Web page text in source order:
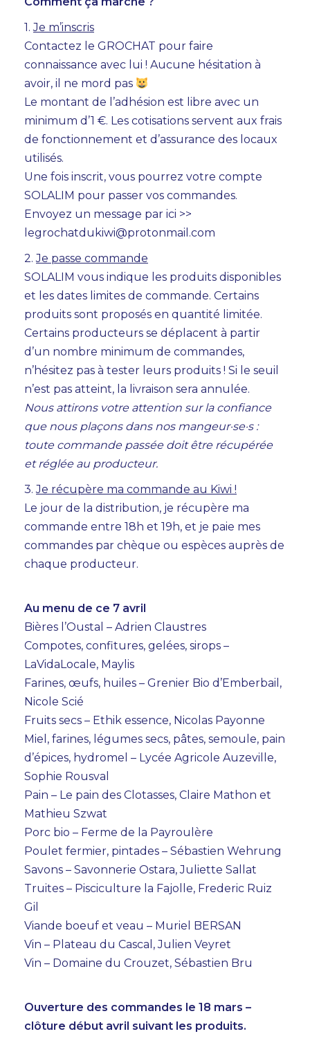
AGENDA
TEMPS FORTS
VOUS + NOUS
INFOS PRATIQUES
BILLETTERIE
1.Je m’inscris
Contactez le GROCHAT pour faire
connaissance avec lui ! Aucune hésitation à
avoir, il ne mord pas
Le montant de l’adhésion est libre avec un
minimum d’1 €. Les cotisations servent aux frais
de fonctionnement et d’assurance des locaux
utilisés.
Une fois inscrit, vous pourrez votre compte
SOLALIM pour passer vos commandes.
Envoyez un message par ici >>
legrochatdukiwi@protonmail.com
2.Je passe commande
SOLALIM vous indique les produits disponibles
et les dates limites de commande. Certains
produits sont proposés en quantité limitée.
Certains producteurs se déplacent à partir
d’un nombre minimum de commandes,
n’hésitez pas à tester leurs produits ! Si le seuil
n’est pas atteint, la livraison sera annulée.
Nous attirons votre attention sur la confiance
que nous plaçons dans nos mangeur·se·s :
toute commande passée doit être récupérée
et réglée au producteur.
3.Je récupère ma commande au Kiwi !
Le jour de la distribution, je récupère ma
commande entre 18h et 19h, et je paie mes
commandes par chèque ou espèces auprès de
chaque producteur.
Au menu de ce 7 avril
Bières l’Oustal – Adrien Claustres
Compotes, confitures, gelées, sirops –
LaVidaLocale, Maylis
Farines, œufs, huiles – Grenier Bio d’Emberbail,
Nicole Scié
Fruits secs – Ethik essence, Nicolas Payonne
Miel, farines, légumes secs, pâtes, semoule, pain
d’épices, hydromel – Lycée Agricole Auzeville,
Sophie Rousval
Pain – Le pain des Clotasses, Claire Mathon et
Mathieu Szwat
Porc bio – Ferme de la Payroulère
Poulet fermier, pintades – Sébastien Wehrung
Savons – Savonnerie Ostara, Juliette Sallat
Truites – Pisciculture la Fajolle, Frederic Ruiz
Gil
Viande boeuf et veau – Muriel BERSAN
Vin – Plateau du Cascal, Julien Veyret
Vin – Domaine du Crouzet, Sébastien Bru
Ouverture des commandes le 18 mars –
clôture début avril suivant les produits.